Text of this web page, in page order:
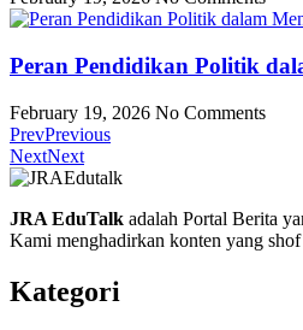
Peran Pendidikan Politik
February 19, 2026 No Comments
PrevPrevious
NextNext
JRA EduTalk adalah Portal Berita
Kami menghadirkan konten yang
Kategori